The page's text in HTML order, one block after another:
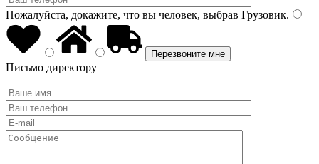
Пожалуйста, докажите, что вы человек, выбрав Грузовик.
Письмо директору